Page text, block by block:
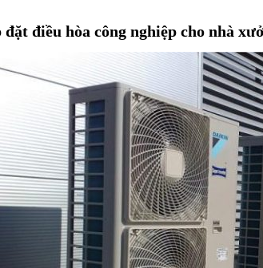
điều hòa công nghiệp cho nhà